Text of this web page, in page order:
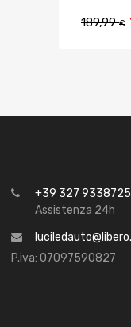
189,99€
+39 327 9338725
Assistenza 24h
P.iva: 07097590827